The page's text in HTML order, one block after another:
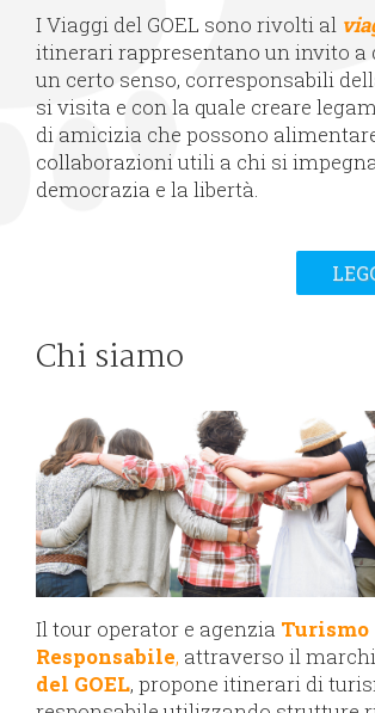
I Viaggi del GOEL sono rivolti al
itinerari rappresentano un invito a
un certo senso, corresponsabili
si visita e con la quale creare
di amicizia che possono
collaborazioni utili a chi si
democrazia e la libertà.
Chi siamo
Il tour operator e agenzia Turismo
Responsabile, attraverso il
del GOEL, propone itinerari di